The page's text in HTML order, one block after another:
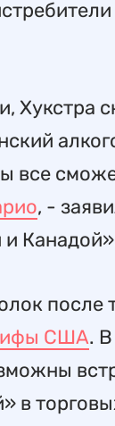
Хукстра
все
, -
после
США.
в